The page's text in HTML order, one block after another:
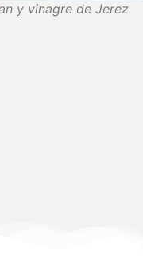
y vinagre de Jerez